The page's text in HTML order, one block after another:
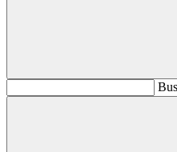
Buscar